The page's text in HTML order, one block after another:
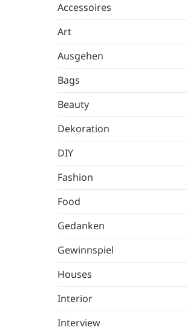
Accessoires
Art
Ausgehen
Bags
Beauty
Dekoration
DIY
Fashion
Food
Gedanken
Gewinnspiel
Houses
Interior
Interview